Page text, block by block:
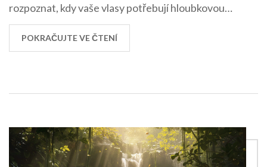
rozpoznat, kdy vaše vlasy potřebují hloubkovou
hydrataci a kdy postačí rychlá ošetření. Dále se
dozvíte o důležitosti správného časování a technik
závislých na typu vašich vlasů.
POKRAČUJTE VE ČTENÍ